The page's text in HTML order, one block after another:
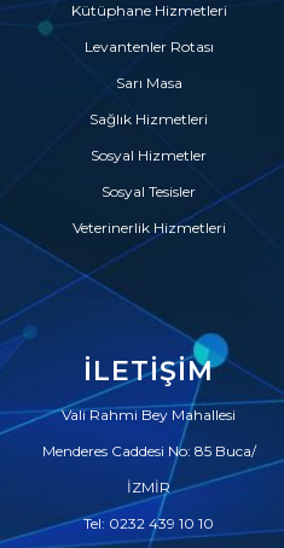
Kütüphane Hizmetleri
Levantenler Rotası
Sarı Masa
Sağlık Hizmetleri
Sosyal Hizmetler
Sosyal Tesisler
Veterinerlik Hizmetleri
İLETIŞIM
Vali Rahmi Bey Mahallesi
Menderes Caddesi No: 85 Buca/
İZMİR
Tel: 0232 439 10 10